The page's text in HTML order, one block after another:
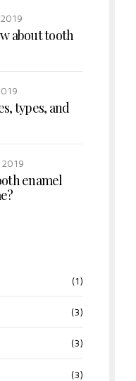
about tooth
types, and
enamel
(1)
(3)
(3)
(3)